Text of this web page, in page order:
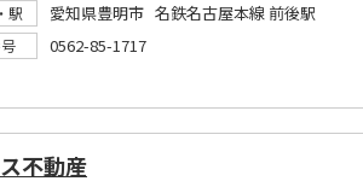
駅
愛知県豊明市 名鉄名古屋本線 前後駅
0562-85-1717
不動産